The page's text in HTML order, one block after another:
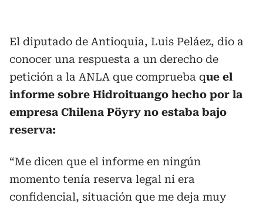
El diputado de Antioquia, Luis Peláez, dio a
conocer una respuesta a un derecho de
petición a la ANLA que comprueba que el
informe sobre Hidroituango hecho por la
empresa Chilena Pöyry no estaba bajo
reserva:
“Me dicen que el informe en ningún
momento tenía reserva legal ni era
confidencial, situación que me deja muy